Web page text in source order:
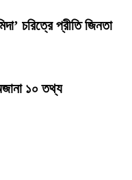
চরিত্রে প্রীতি জিনতা
১০ তথ্য